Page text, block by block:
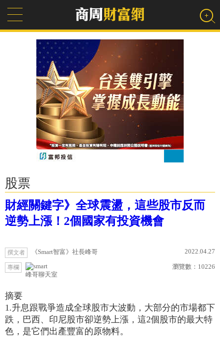
股票
財經關鍵字》全球震盪，這些股市反而
逆勢上漲！2個國家有投資機會
撰文者 《Smart智富》社長峰哥 2022.04.27
專欄
峰哥聊天室
瀏覽數： 10226
摘要
1.升息跟戰爭造成全球股市大波動，大部分的市場都下
跌，巴西、印尼股市卻逆勢上漲，這2個股市的最大特
色，是它們出產豐富的原物料。